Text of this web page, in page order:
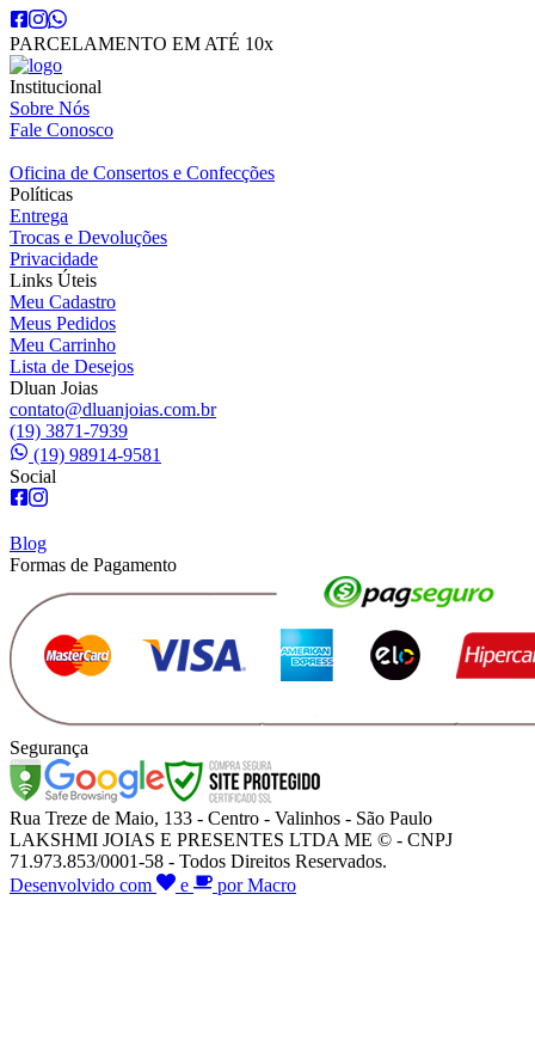
PARCELAMENTO EM ATÉ 10x
Institucional
Sobre Nós
Fale Conosco
Oficina de Consertos e Confecções
Políticas
Entrega
Trocas e Devoluções
Privacidade
Links Úteis
Meu Cadastro
Meus Pedidos
Meu Carrinho
Lista de Desejos
Dluan Joias
contato@dluanjoias.com.br
(19) 3871-7939
(19) 98914-9581
Social
Blog
Formas de Pagamento
Segurança
Rua Treze de Maio, 133 - Centro - Valinhos - São Paulo
LAKSHMI JOIAS E PRESENTES LTDA ME © - CNPJ
71.973.853/0001-58 - Todos Direitos Reservados.
Desenvolvido com
e por Macro